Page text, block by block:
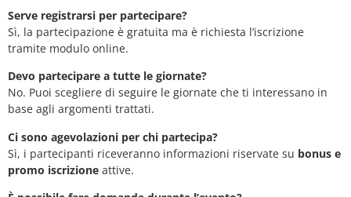
Serve registrarsi per partecipare?
Sì, la partecipazione è gratuita ma è richiesta l’iscrizione
tramite modulo online.
Devo partecipare a tutte le giornate?
No. Puoi scegliere di seguire le giornate che ti interessano in
base agli argomenti trattati.
Ci sono agevolazioni per chi partecipa?
Sì, i partecipanti riceveranno informazioni riservate su bonus e
promo iscrizione attive.